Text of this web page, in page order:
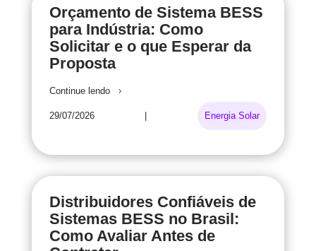
Orçamento de Sistema BESS
para Indústria: Como
Solicitar e o que Esperar da
Proposta
29/07/2026 Energia Solar
Continue lendo
Distribuidores Confiáveis de
Sistemas BESS no Brasil:
Como Avaliar Antes de